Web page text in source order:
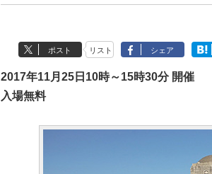
ポスト リスト シェア
2017年11月25日10時～15時30分 開催
入場無料